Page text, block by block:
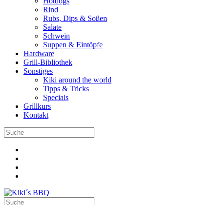
Rind
Rubs, Dips & Soßen
Salate
Schwein
Suppen & Eintöpfe
Hardware
Grill-Bibliothek
Sonstiges
Kiki around the world
Tipps & Tricks
Specials
Grillkurs
Kontakt